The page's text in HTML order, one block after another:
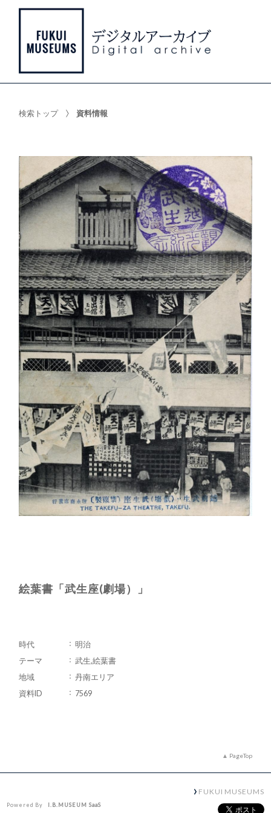
検索トップ 資料情報
絵葉書「武生座(劇場）」
時代
明治
テーマ
武生,絵葉書
地域
丹南エリア
資料ID
7569
PageTop
FUKUI MUSEUMS
Powered By I.B.MUSEUM SaaS